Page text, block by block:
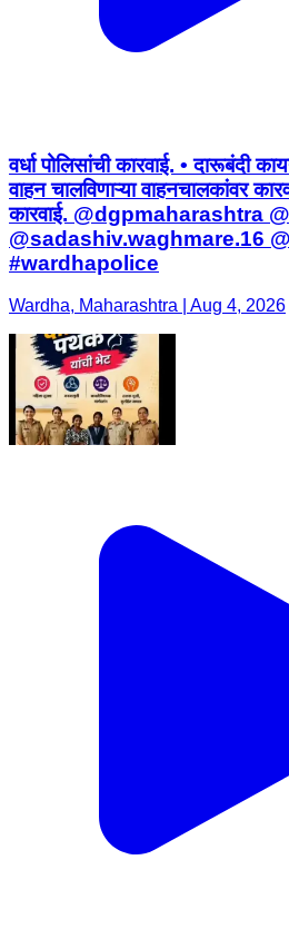
वर्धा पोलिसांची कारवाई. • दारूबंदी
वाहन चालविणाऱ्या वाहनचालकांवर
कारवाई. @dgpmaharashtra
@sadashiv.waghmare.16
#wardhapolice
Wardha, Maharashtra | Aug 4, 2026